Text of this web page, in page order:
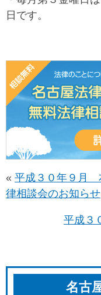
日です。
« 平成３０年９月
律相談会のお知らせ
平成３
名古